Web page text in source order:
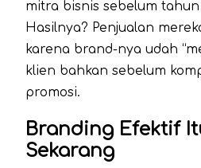
mitra bisnis sebelum
Hasilnya? Penjualan
karena brand-nya udah
klien bahkan sebelum
promosi.
Branding Efektif
Sekarang